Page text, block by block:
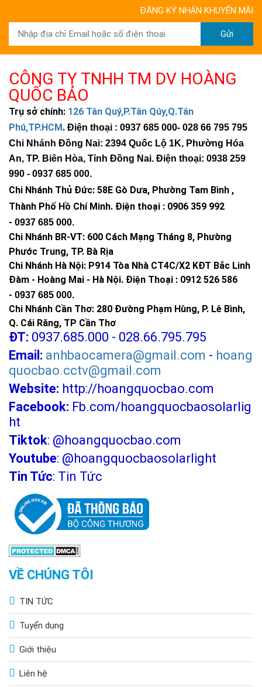
ĐĂNG KÝ NHẬN KHUYẾN MÃI
Gửi
CÔNG TY TNHH TM DV HOÀNG
QUỐC BẢO
Trụ sở chính: 126 Tân Quý,P.Tân Qúy,Q.Tân
Phú,TP.HCM. Điện thoại : 0937 685 000- 028 66 795 795
Chi Nhánh Đồng Nai: 2394 Quốc Lộ 1K, Phường Hóa
An, TP. Biên Hòa, Tỉnh Đồng Nai. Điện thoại: 0938 259
990 - 0937 685 000.
Chi Nhánh Thủ Đức: 58E Gò Dưa, Phường Tam Bình ,
Thành Phố Hồ Chí Minh. Điện thoại : 0906 359 992
- 0937 685 000.
Chi Nhánh BR-VT: 600 Cách Mạng Tháng 8, Phường
Phước Trung, TP. Bà Rịa
Chi Nhánh Hà Nội: P914 Tòa Nhà CT4C/X2 KĐT Bắc Linh
Đàm - Hoàng Mai - Hà Nội. Điện Thoại : 0912 526 586
- 0937 685 000.
Chi Nhánh Cần Thơ: 280 Đường Phạm Hùng, P. Lê Bình,
Q. Cái Răng, TP Cần Thơ
ĐT: 0937.685.000 - 028.66.795.795
Email: anhbaocamera@gmail.com - hoang
quocbao.cctv@gmail.com
Website: http://hoangquocbao.com
Facebook: Fb.com/hoangquocbaosolarlig
ht
Tiktok: @hoangquocbao.com
Youtube: @hoangquocbaosolarlight
Tin Tức: Tin Tức
VỀ CHÚNG TÔI
TIN TỨC
Tuyển dụng
Giới thiệu
Liên hệ